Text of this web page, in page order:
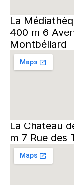
La
400 m 6
Montbéliard
La Chateau
m 7 Rue des